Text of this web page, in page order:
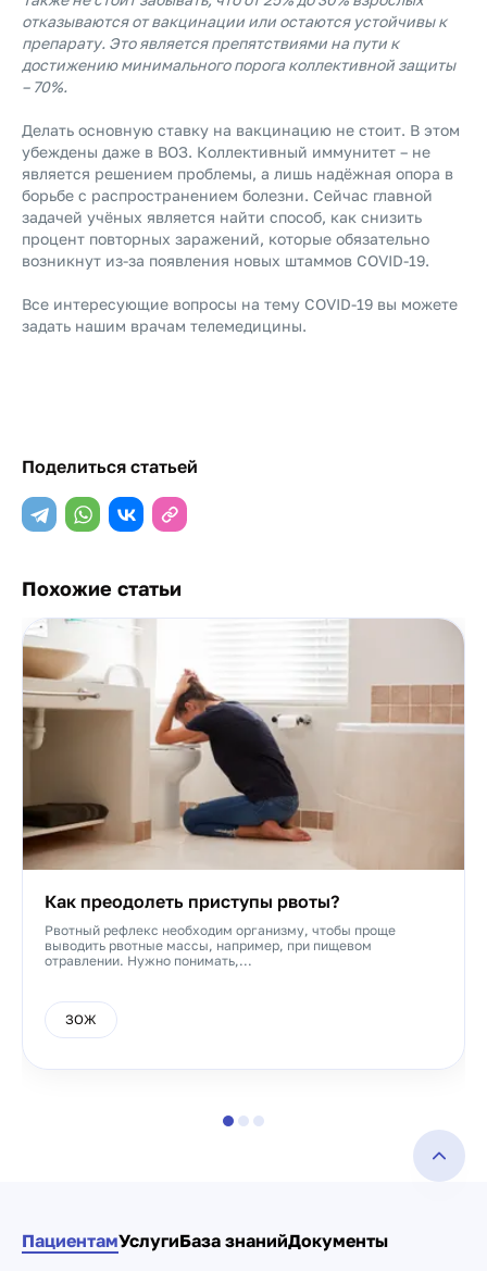
отказываются от вакцинации или остаются устойчивы к
препарату. Это является препятствиями на пути к
достижению минимального порога коллективной защиты
– 70%.
Делать основную ставку на вакцинацию не стоит. В этом
убеждены даже в ВОЗ. Коллективный иммунитет – не
является решением проблемы, а лишь надёжная опора в
борьбе с распространением болезни. Сейчас главной
задачей учёных является найти способ, как снизить
процент повторных заражений, которые обязательно
возникнут из-за появления новых штаммов COVID-19.
Все интересующие вопросы на тему COVID-19 вы можете
задать нашим врачам телемедицины.
Поделиться статьей
Похожие статьи
Как преодолеть приступы рвоты?
Рвотный рефлекс необходим организму, чтобы проще
выводить рвотные массы, например, при пищевом
отравлении. Нужно понимать,...
ЗОЖ
ПациентамУслугиБаза знанийДокументы